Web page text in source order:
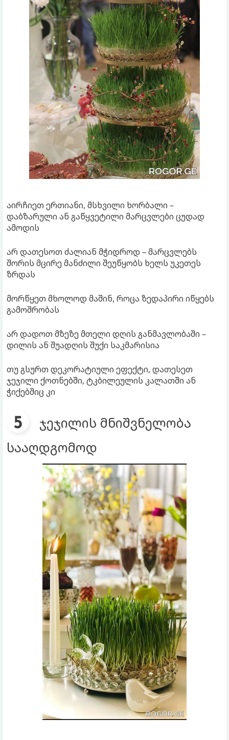
აირჩიეთ ერთიანი, მსხვილი ხორბალი –
დაბზარული ან გაწყვეტილი მარცვლები ცუდად
ამოდის
არ დათესოთ ძალიან მჭიდროდ – მარცვლებს
შორის მცირე მანძილი შეუწყობს ხელს უკეთეს
ზრდას
მორწყეთ მხოლოდ მაშინ, როცა ზედაპირი იწყებს
გამოშრობას
არ დადოთ მზეზე მთელი დღის განმავლობაში –
დილის ან შუადღის შუქი საკმარისია
თუ გსურთ დეკორატიული ეფექტი, დათესეთ
ჯეჯილი ქოთნებში, ტკბილეულის კალათში ან
ჭიქებშიც კი
ჯეჯილის მნიშვნელობა
სააღდგომოდ